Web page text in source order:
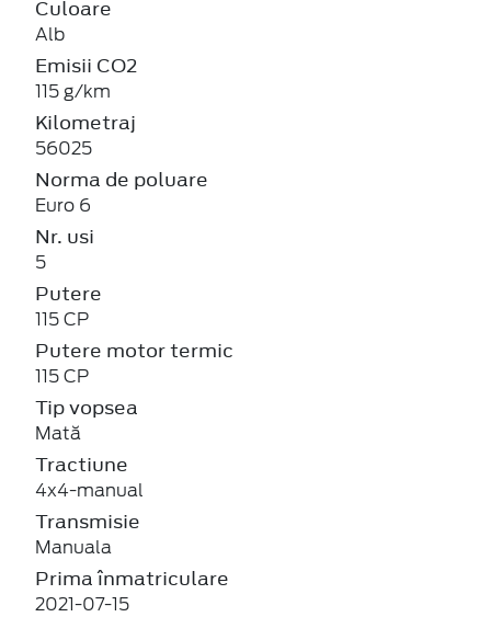
Culoare
Alb
Emisii CO2
115 g/km
Kilometraj
56025
Norma de poluare
Euro 6
Nr. usi
5
Putere
115 CP
Putere motor termic
115 CP
Tip vopsea
Mată
Tractiune
4x4-manual
Transmisie
Manuala
Prima înmatriculare
2021-07-15